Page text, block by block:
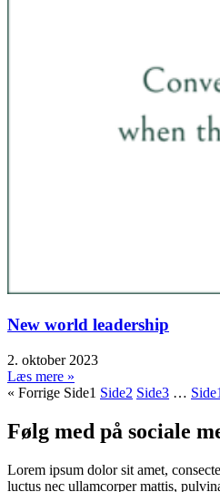
New world leadership
2. oktober 2023
Læs mere »
« Forrige Side1 Side2 Side3 … Side
Følg med på sociale
Lorem ipsum dolor sit amet,
luctus nec ullamcorper mattis,